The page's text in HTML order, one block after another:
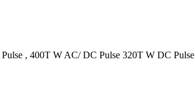
, 400T W AC/ DC Pulse 320T W DC Pulse